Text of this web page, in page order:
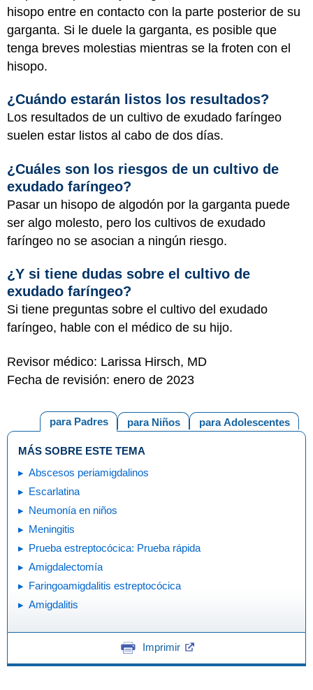
hisopo entre en contacto con la parte posterior de su
garganta. Si le duele la garganta, es posible que
tenga breves molestias mientras se la froten con el
hisopo.
¿Cuándo estarán listos los resultados?
Los resultados de un cultivo de exudado faríngeo
suelen estar listos al cabo de dos días.
¿Cuáles son los riesgos de un cultivo de
exudado faríngeo?
Pasar un hisopo de algodón por la garganta puede
ser algo molesto, pero los cultivos de exudado
faríngeo no se asocian a ningún riesgo.
¿Y si tiene dudas sobre el cultivo de
exudado faríngeo?
Si tiene preguntas sobre el cultivo del exudado
faríngeo, hable con el médico de su hijo.
Revisor médico: Larissa Hirsch, MD
Fecha de revisión: enero de 2023
para Adolescentes
para Niños
para Padres
MÁS SOBRE ESTE TEMA
Abscesos periamigdalinos
Escarlatina
Neumonía en niños
Meningitis
Prueba estreptocócica: Prueba rápida
Amigdalectomía
Faringoamigdalitis estreptocócica
Amigdalitis
Imprimir